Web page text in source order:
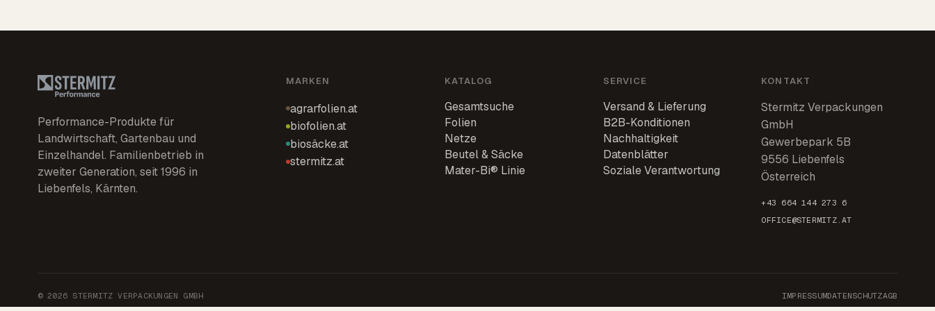
Performance-Produkte für
Landwirtschaft, Gartenbau und
Einzelhandel. Familienbetrieb in
zweiter Generation, seit 1996 in
Liebenfels, Kärnten.
MARKEN
agrarfolien.at
biofolien.at
biosäcke.at
stermitz.at
KATALOG
Gesamtsuche
Folien
Netze
Beutel & Säcke
Mater-Bi® Linie
SERVICE
Versand & Lieferung
B2B-Konditionen
Nachhaltigkeit
Datenblätter
Soziale Verantwortung
KONTAKT
Stermitz Verpackungen
GmbH
Gewerbepark 5B
9556 Liebenfels
Österreich
+43 664 144 273 6
OFFICE@STERMITZ.AT
© 2026 STERMITZ VERPACKUNGEN GMBH IMPRESSUMDATENSCHUTZAGB